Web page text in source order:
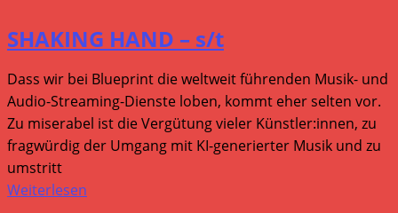
SHAKING HAND – s/t
Dass wir bei Blueprint die weltweit führenden Musik- und
Audio-Streaming-Dienste loben, kommt eher selten vor.
Zu miserabel ist die Vergütung vieler Künstler:innen, zu
fragwürdig der Umgang mit KI-generierter Musik und zu
umstritt
Weiterlesen